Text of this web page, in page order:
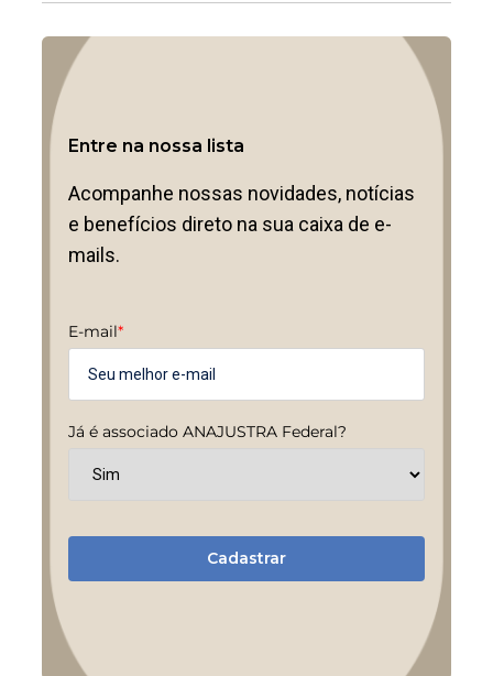
Entre na nossa lista
Acompanhe nossas novidades, notícias
e benefícios direto na sua caixa de e-
mails.
E-mail*
Já é associado ANAJUSTRA Federal?
Cadastrar